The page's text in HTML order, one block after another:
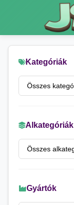
Kategóriák
Alkategóriák
Gyártók